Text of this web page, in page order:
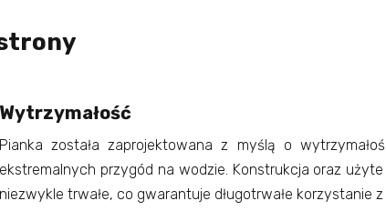
Wytrzymałość
Pianka została zaprojektowana z myślą o
ekstremalnych przygód na wodzie. Konstrukcja oraz użyte
niezwykle trwałe, co gwarantuje długotrwałe korzystanie z